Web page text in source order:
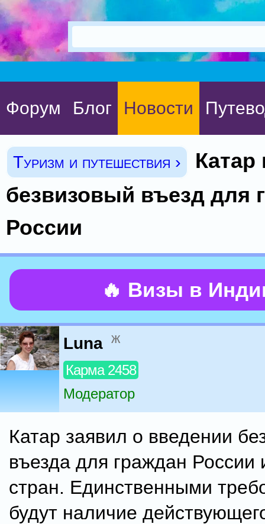
Форум Блог Новости
Туризм и путешествия ›
Катар
безвизовый въезд для
России
🔥 Визы в
Luna ж
Карма 2458
Модератор
Катар заявил о введении
въезда для граждан
стран. Единственными
будут наличие